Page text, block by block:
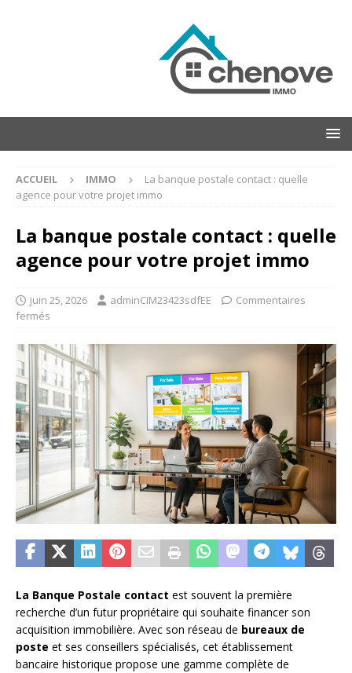
ACCUEIL IMMO
La banque postale contact : quelle
agence pour votre projet immo
La banque postale contact : quelle
agence pour votre projet immo
juin 25, 2026 adminCIM23423sdfEE
Commentaires
fermés
La Banque Postale contact est souvent la première
recherche d’un futur propriétaire qui souhaite financer son
acquisition immobilière. Avec son réseau de bureaux de
poste et ses conseillers spécialisés, cet établissement
bancaire historique propose une gamme complète de